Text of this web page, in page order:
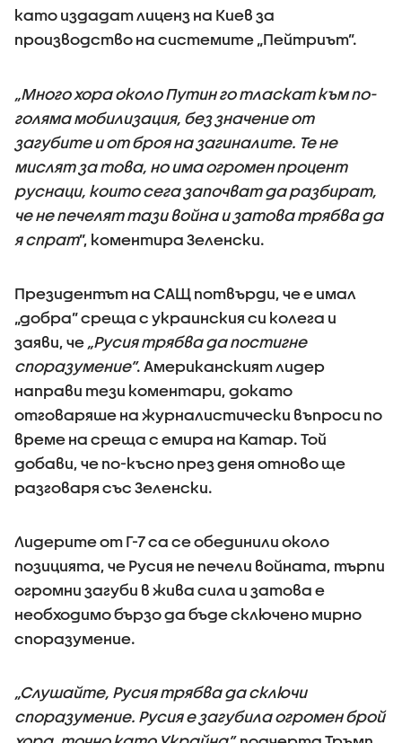
като издадат лиценз на Киев за
производство на системите „Пейтриът”.
„Много хора около Путин го тласкат към по-
голяма мобилизация, без значение от
загубите и от броя на загиналите. Те не
мислят за това, но има огромен процент
руснаци, които сега започват да разбират,
че не печелят тази война и затова трябва да
я спрат”, коментира Зеленски.
Президентът на САЩ потвърди, че е имал
„добра” среща с украинския си колега и
заяви, че „Русия трябва да постигне
споразумение”. Американският лидер
направи тези коментари, докато
отговаряше на журналистически въпроси по
време на среща с емира на Катар. Той
добави, че по-късно през деня отново ще
разговаря със Зеленски.
Лидерите от Г-7 са се обединили около
позицията, че Русия не печели войната, търпи
огромни загуби в жива сила и затова е
необходимо бързо да бъде сключено мирно
споразумение.
„Слушайте, Русия трябва да сключи
споразумение. Русия е загубила огромен брой